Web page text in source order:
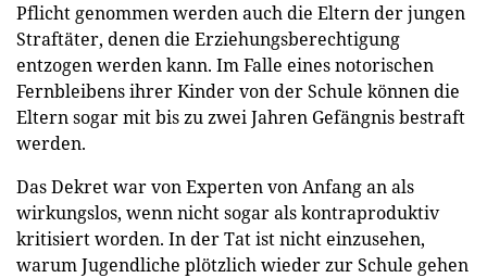
Pflicht genommen werden auch die Eltern der jungen
Straftäter, denen die Erziehungsberechtigung
entzogen werden kann. Im Falle eines notorischen
Fernbleibens ihrer Kinder von der Schule können die
Eltern sogar mit bis zu zwei Jahren Gefängnis bestraft
werden.
Das Dekret war von Experten von Anfang an als
wirkungslos, wenn nicht sogar als kontraproduktiv
kritisiert worden. In der Tat ist nicht einzusehen,
warum Jugendliche plötzlich wieder zur Schule gehen